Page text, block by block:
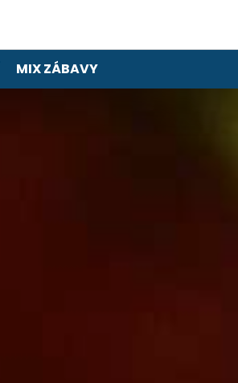
MIX ZÁBAVY